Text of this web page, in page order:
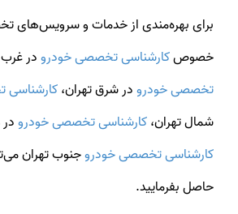
برای بهره‌مندی از خدمات و سرویس‌های
خصوصکارشناسی تخصصی خودرودر غرب
تخصصی خودرودر شرق تهران،
شمال تهران،کارشناسی تخصصی خودرو
کارشناسی تخصصی خودروجنوب تهران
حاصل بفرمایید.